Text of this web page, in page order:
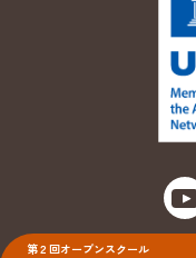
第２回オープンスクール